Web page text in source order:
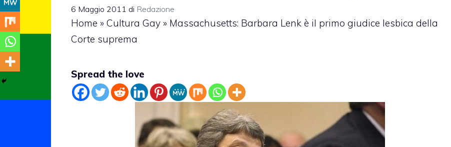
6 Maggio 2011 di Redazione
Home » Cultura Gay » Massachusetts: Barbara Lenk è il primo giudice lesbica della
Corte suprema
Spread the love